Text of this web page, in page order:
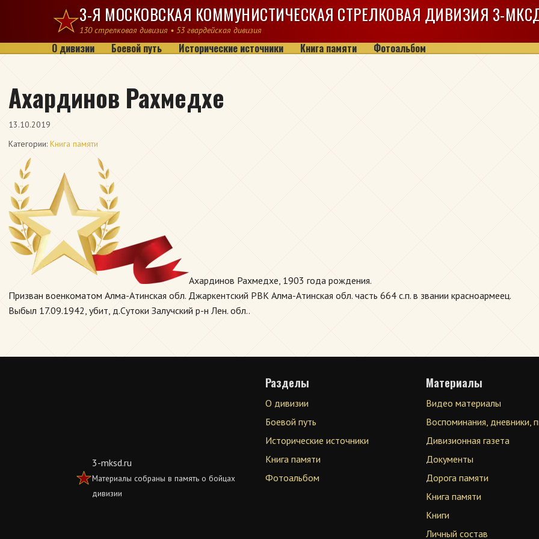
Перейти к содержимому3-Я МОСКОВСКАЯ КОММУНИСТИЧЕСКАЯ СТРЕЛКОВАЯ ДИВИЗИЯ 3-
130 стрелковая дивизия • 53 гвардейская дивизия
О дивизии Боевой путь Исторические источники Книга памяти Фотоальбом
Ахардинов Рахмедхе
13.10.2019
Категории: Книга памяти
Ахардинов Рахмедхе, 1903 года рождения.
Призван военкоматом Алма-Атинская обл. Джаркентский РВК Алма-Атинская обл. часть 664 с.п. в звании красноармеец.
Выбыл 17.09.1942, убит, д.Сутоки Залучский р-н Лен. обл..
3-mksd.ru
Материалы собраны в память о бойцах
дивизии
Разделы
О дивизии
Боевой путь
Исторические источники
Книга памяти
Фотоальбом
Материалы
Видео материалы
Воспоминания, дневники,
Дивизионная газета
Документы
Дорога памяти
Книга памяти
Книги
Личный состав